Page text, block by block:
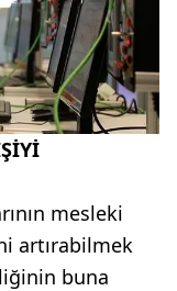
mesleki
artırabilmek
buna